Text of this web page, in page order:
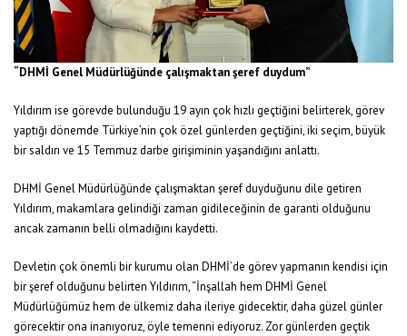
“DHMİ Genel Müdürlüğünde çalışmaktan şeref duydum”
Yıldırım ise görevde bulunduğu 19 ayın çok hızlı geçtiğini belirterek, görev
yaptığı dönemde Türkiye’nin çok özel günlerden geçtiğini, iki seçim, büyük
bir saldırı ve 15 Temmuz darbe girişiminin yaşandığını anlattı.
DHMİ Genel Müdürlüğünde çalışmaktan şeref duyduğunu dile getiren
Yıldırım, makamlara gelindiği zaman gidileceğinin de garanti olduğunu
ancak zamanın belli olmadığını kaydetti.
Devletin çok önemli bir kurumu olan DHMİ’de görev yapmanın kendisi için
bir şeref olduğunu belirten Yıldırım, “İnşallah hem DHMİ Genel
Müdürlüğümüz hem de ülkemiz daha ileriye gidecektir, daha güzel günler
görecektir ona inanıyoruz, öyle temenni ediyoruz. Zor günlerden geçtik